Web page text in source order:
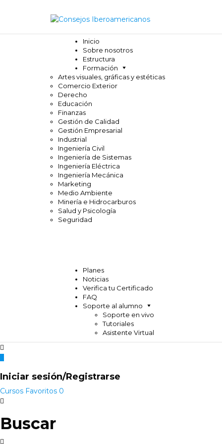
Inicio
Sobre nosotros
Estructura
Formación
Artes visuales, gráficas y estéticas
Comercio Exterior
Derecho
Educación
Finanzas
Gestión de Calidad
Gestión Empresarial
Industrial
Ingeniería Civil
Ingeniería de Sistemas
Ingeniería Eléctrica
Ingeniería Mecánica
Marketing
Medio Ambiente
Minería e Hidrocarburos
Salud y Psicología
Seguridad
Planes
Noticias
Verifica tu Certificado
FAQ
Soporte al alumno
Soporte en vivo
Tutoriales
Asistente Virtual
Iniciar sesión/Registrarse
Cursos Favoritos 0
Buscar